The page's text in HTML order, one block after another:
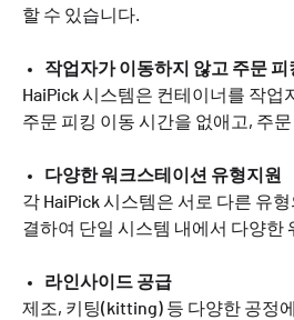
할 수 있습니다.
작업자가 이동하지 않고 주문 피
HaiPick 시스템은 컨테이너를 작업
주문 피킹 이동 시간을 없애고, 주
다양한 워크스테이션 유형지원
각 HaiPick 시스템은 서로 다른 유
결하여 단일 시스템 내에서 다양한
라인사이드 공급
제조, 키팅(kitting) 등 다양한 공정